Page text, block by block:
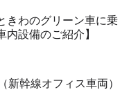
きわのグリーン車に乗
内設備のご紹介】
新幹線オフィス車両）